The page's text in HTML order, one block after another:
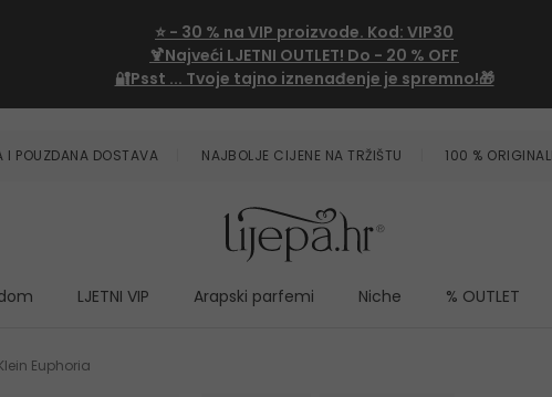
⭐ - 30 % na VIP proizvode. Kod: VIP30
🍹Najveći LJETNI OUTLET! Do - 20 % OFF
🔐Psst ... Tvoje tajno iznenađenje je spremno!🎁
I POUZDANA DOSTAVA NAJBOLJE CIJENE NA TRŽIŠTU 100 %
LJETNI VIP Arapski parfemi Niche % OUTLET
Euphoria